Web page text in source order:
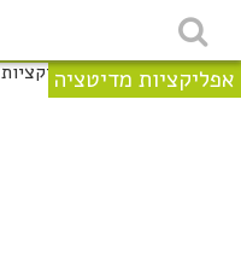
אפליקציות מדיטציה